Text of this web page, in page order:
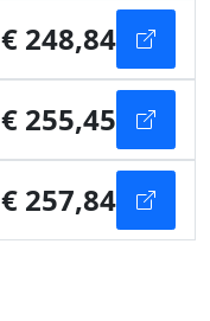
€ 248,84
€ 255,45
€ 257,84